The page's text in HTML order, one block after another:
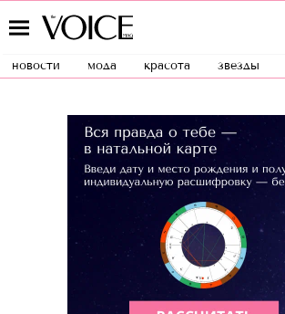
новости мода красота звезды